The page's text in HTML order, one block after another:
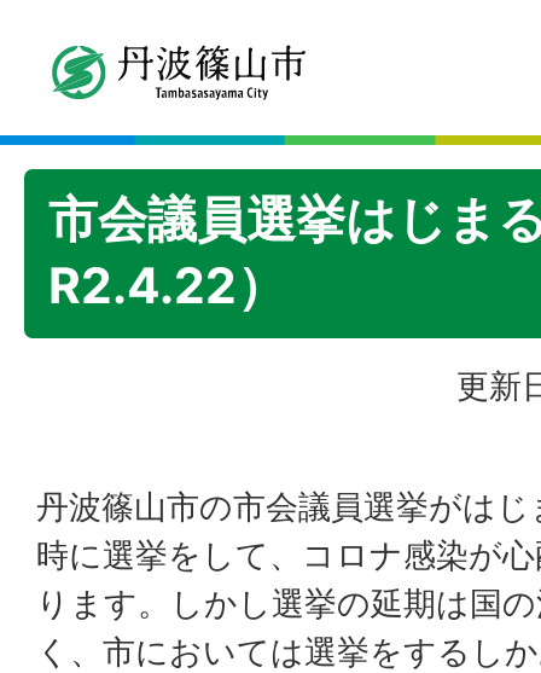
市会議員選挙はじま
R2.4.22）
更新
丹波篠山市の市会議員選挙がは
時に選挙をして、コロナ感染が
ります。しかし選挙の延期は国
く、市においては選挙をするし